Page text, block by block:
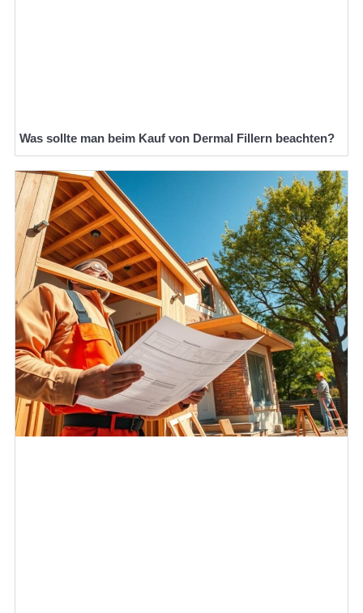
Was sollte man beim Kauf von Dermal Fillern beachten?